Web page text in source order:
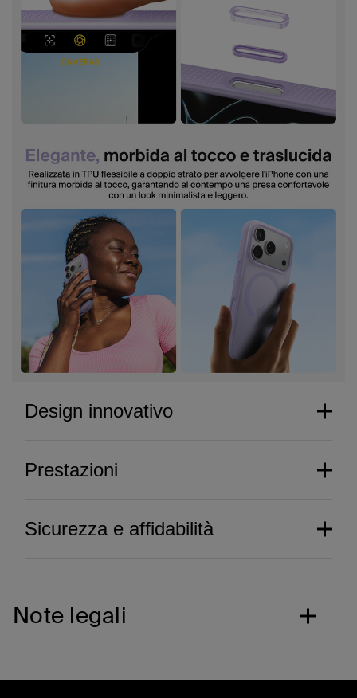
Design innovativo
Prestazioni
Sicurezza e affidabilità
Note legali